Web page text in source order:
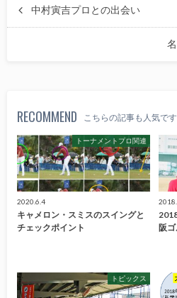
中村寅吉プロとの出会い
RECOMMEND こちらの記事も人気です
トーナメントプロ関連
2020.6.4
キャメロン・スミスのスイングと
チェックポイント
阪
トピックス